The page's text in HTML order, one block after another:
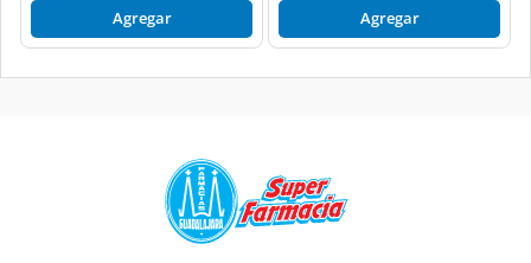
Agregar Agregar